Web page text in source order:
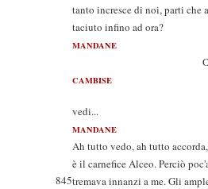
tanto incresce di noi, parti che
taciuto infino ad ora?
MANDANE
Oh
CAMBISE
vedi...
MANDANE
Ah tutto vedo, ah tutto
è il carnefice Alceo. Perciò
845tremava innanzi a me. Gli